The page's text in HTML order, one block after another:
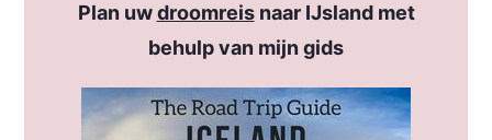
Plan uwdroomreisnaar IJsland met
behulp van mijn gids